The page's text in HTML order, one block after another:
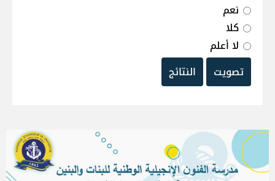
نعم
كلا
لا أعلم
تصويت
النتائج